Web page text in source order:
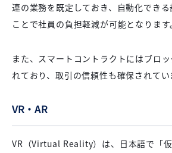
連の業務を既定しておき、自動化でき
ことで社員の負担軽減が可能となります
また、スマートコントラクトにはブロ
れており、取引の信頼性も確保されてい
VR・AR
VR（Virtual Reality）は、日本語で「